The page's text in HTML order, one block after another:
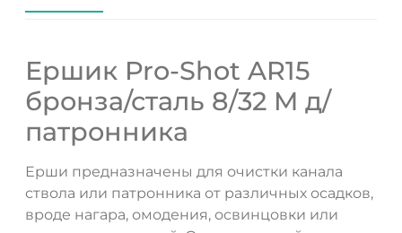
Ершик Pro-Shot AR15
бронза/сталь 8/32 M д/
патронника
Ерши предназначены для очистки канала
ствола или патронника от различных осадков,
вроде нагара, омодения, освинцовки или